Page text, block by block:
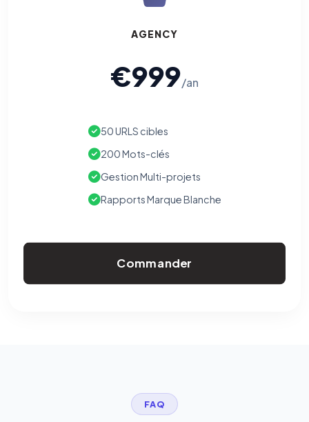
AGENCY
€999/an
50 URLS cibles
200 Mots-clés
Gestion Multi-projets
Rapports Marque Blanche
Commander
FAQ